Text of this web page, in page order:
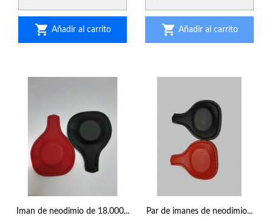
 Añadir al carrito  Añadir al carrito
Iman de neodimio de 18.000... Par de imanes de neodimio...